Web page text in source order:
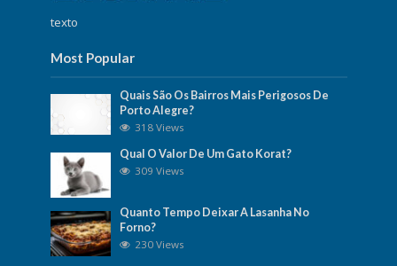
texto
Most Popular
Quais São Os Bairros Mais Perigosos De
Porto Alegre?
318 Views
Qual O Valor De Um Gato Korat?
309 Views
Quanto Tempo Deixar A Lasanha No
Forno?
230 Views